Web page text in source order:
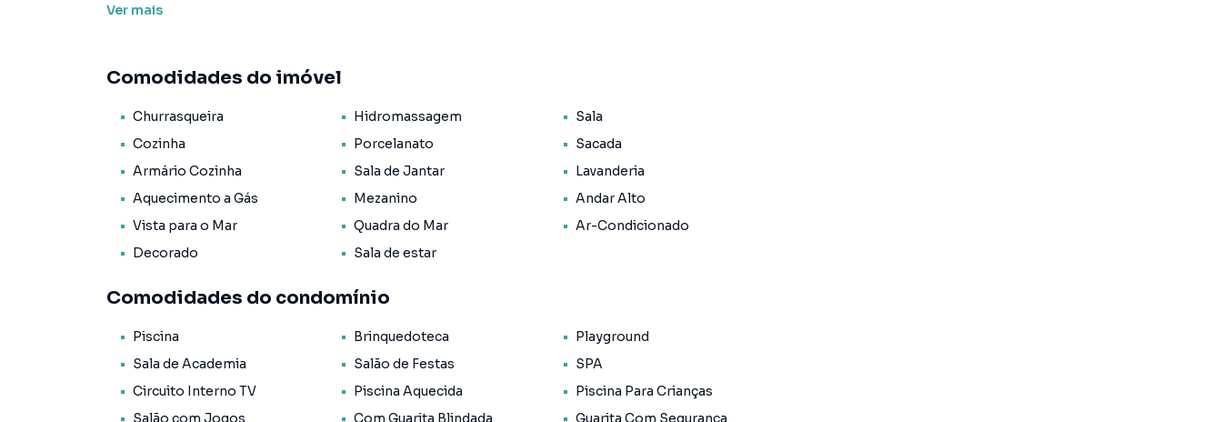
* 05 vagas de garagem;
* Cozinha;
* Lavabo;
* Living para sala de estar e de jantar;
* Sacada com churrasqueira;
* Ar Condicionado;
* Armário Embutido;
* Circuito Tv;
* Hidromassagem;
* Interfone;
* Móveis Planejados;
* Vista Panorâmica;
* Piso aquecido nos banheiros;
* Mezanino;
Ver mais
Comodidades do imóvel
Churrasqueira Hidromassagem
Sala
Cozinha
Porcelanato
Sacada
Armário Cozinha
Sala de Jantar
Lavanderia
Aquecimento a Gás
Mezanino
Andar Alto
Vista para o Mar
Quadra do Mar
Ar-Condicionado
Decorado
Sala de estar
Comodidades do condomínio
Piscina Brinquedoteca
Playground
Sala de Academia
Salão de Festas
SPA
Circuito Interno TV
Piscina Aquecida
Piscina Para Crianças
Salão com Jogos
Com Guarita Blindada
Guarita Com Segurança